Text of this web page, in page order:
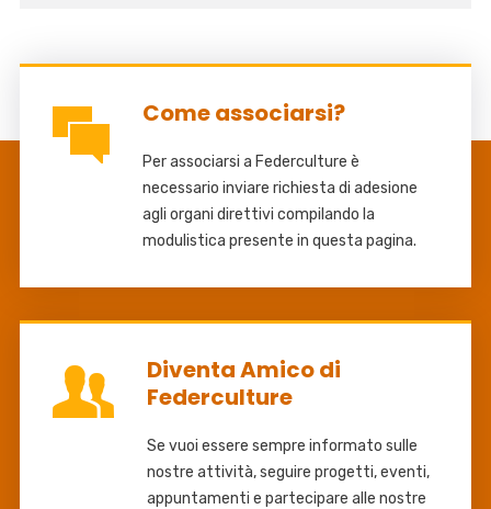
Come associarsi?
Per associarsi a Federculture è
necessario inviare richiesta di adesione
agli organi direttivi compilando la
modulistica presente in questa pagina.
Diventa Amico di
Federculture
Se vuoi essere sempre informato sulle
nostre attività, seguire progetti, eventi,
appuntamenti e partecipare alle nostre